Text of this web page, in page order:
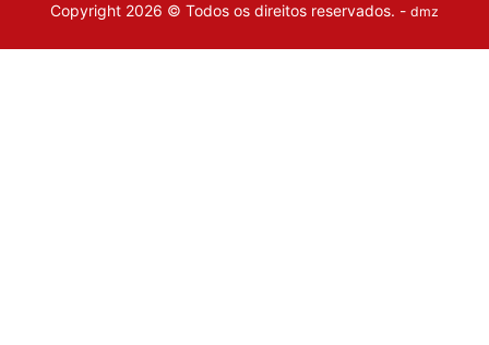
Copyright 2026 © Todos os direitos reservados. - dmz